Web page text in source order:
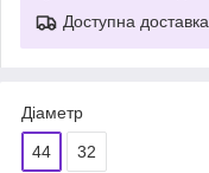
Доступна доставка
Діаметр
44 32